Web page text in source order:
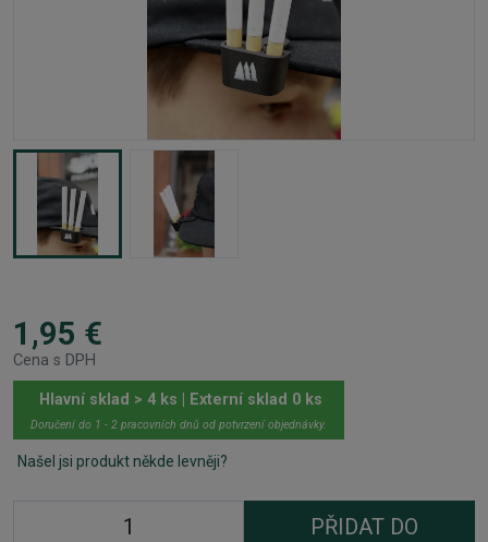
1,95 €
Cena s DPH
Hlavní sklad > 4 ks | Externí sklad 0 ks
Doručení do 1 - 2 pracovních dnů od potvrzení objednávky.
Našel jsi produkt někde levněji?
PŘIDAT DO